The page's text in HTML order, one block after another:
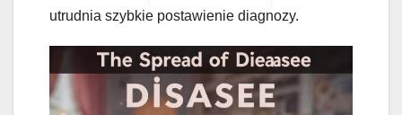
utrudnia szybkie postawienie diagnozy.